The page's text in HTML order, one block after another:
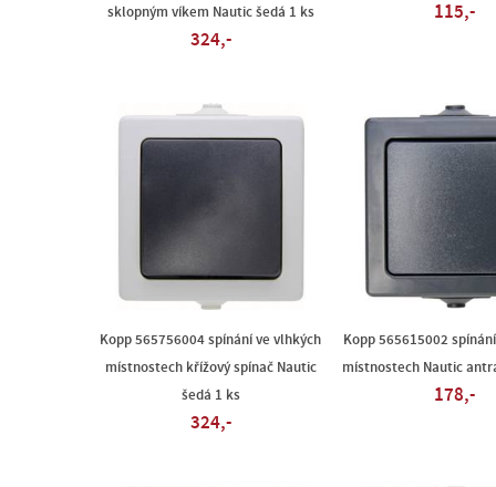
sklopným víkem Nautic šedá 1 ks
324,-
115,-
Kopp 565756004 spínání ve vlhkých
místnostech křížový spínač Nautic
šedá 1 ks
324,-
Kopp 565615002
místnostech Nautic
178,-